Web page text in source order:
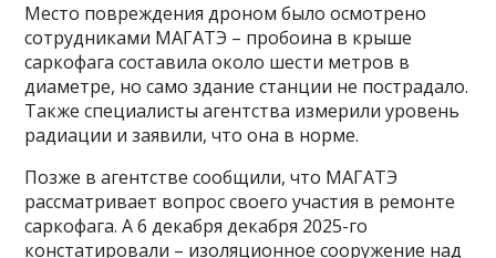
Место повреждения дроном было осмотрено
сотрудниками МАГАТЭ – пробоина в крыше
саркофага составила около шести метров в
диаметре, но само здание станции не пострадало.
Также специалисты агентства измерили уровень
радиации и заявили, что она в норме.
Позже в агентстве сообщили, что МАГАТЭ
рассматривает вопрос своего участия в ремонте
саркофага. А 6 декабря декабря 2025-го
констатировали – изоляционное сооружение над